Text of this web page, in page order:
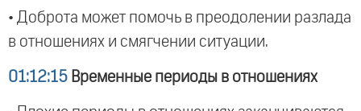
• Доброта может помочь в преодолении разлада
в отношениях и смягчении ситуации.
01:12:15 Временные периоды в отношениях